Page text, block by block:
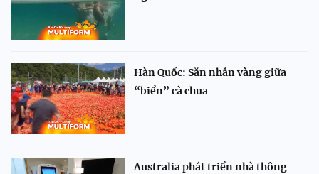
Hàn Quốc: Săn nhẫn vàng giữa
“biển” cà chua
Australia phát triển nhà thông